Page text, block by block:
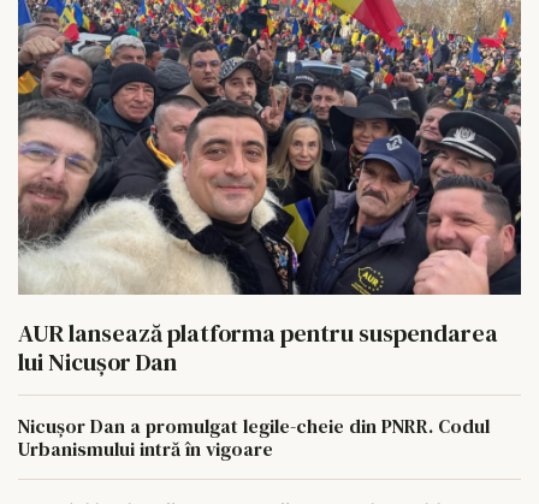
AUR lansează platforma pentru suspendarea
lui Nicușor Dan
Nicușor Dan a promulgat legile-cheie din PNRR. Codul
Urbanismului intră în vigoare